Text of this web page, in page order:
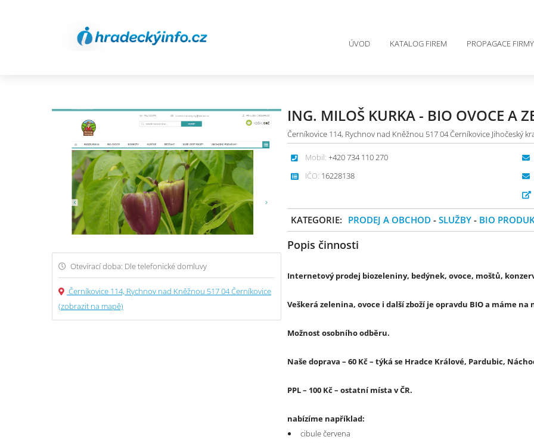
ÚVOD KATALOG FIREM PROPAGACE FIRMY
ING. MILOŠ KURKA - BIO OVOCE A
Černíkovice 114, Rychnov nad Kněžnou 517 04 Černíkovice Jihočeský
Mobil: +420 734 110 270
IČO: 16228138
KATEGORIE: PRODEJ A OBCHOD -SLUŽBY - BIO
Popis činnosti
Internetový prodej biozeleniny, bedýnek, ovoce, moštů,
Veškerá zelenina, ovoce i další zboží je opravdu BIO a máme
Možnost osobního odběru.
Naše doprava – 60 Kč – týká se Hradce Králové, Pardubic,
PPL – 100 Kč – ostatní místa v ČR.
nabízíme například:
cibule červena
Otevírací doba: Dle telefonické domluvy
Černíkovice 114, Rychnov nad Kněžnou 517 04 Černíkovice
(zobrazit na mapě)